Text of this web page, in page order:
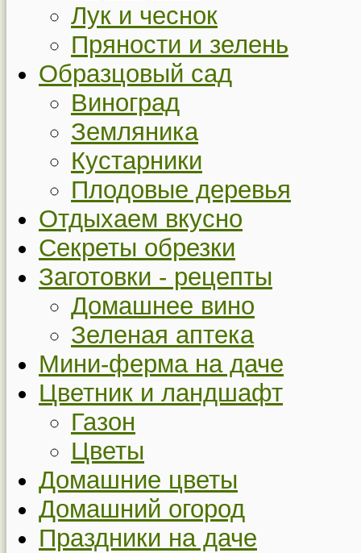
Лук и чеснок
Пряности и зелень
Образцовый сад
Виноград
Земляника
Кустарники
Плодовые деревья
Отдыхаем вкусно
Секреты обрезки
Заготовки - рецепты
Домашнее вино
Зеленая аптека
Мини-ферма на даче
Цветник и ландшафт
Газон
Цветы
Домашние цветы
Домашний огород
Праздники на даче